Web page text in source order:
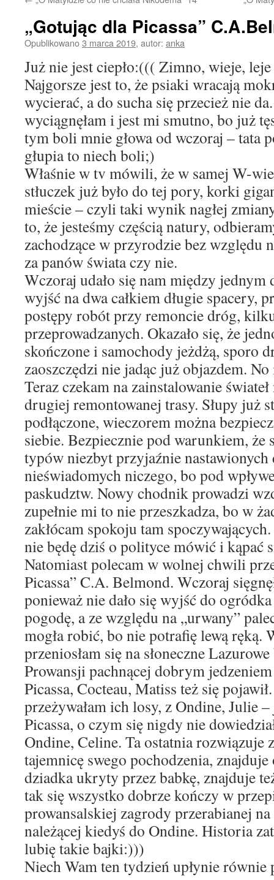
„Gotując dla Picassa”
Opublikowano3 marca 2019, autor: anka
Już nie jest ciepło:((( Zimno, wieje,
Najgorsze jest to, że psiaki wracają
wycierać, a do sucha się przecież nie
wyciągnęłam i jest mi smutno, bo już
tym boli mnie głowa od wczoraj – tata
głupia to niech boli;)
Właśnie w tv mówili, że w samej W-
stłuczek już było do tej pory, korki
mieście – czyli taki wynik nagłej
to, że jesteśmy częścią natury,
zachodzące w przyrodzie bez względu
za panów świata czy nie.
Wczoraj udało się nam między jednym
wyjść na dwa całkiem długie spacery,
postępy robót przy remoncie dróg,
przeprowadzanych. Okazało się, że
skończone i samochody jeżdżą, sporo
zaoszczędzi nie jadąc już objazdem.
Teraz czekam na zainstalowanie
drugiej remontowanej trasy. Słupy już
podłączone, wieczorem można
siebie. Bezpiecznie pod warunkiem, że
typów niezbyt przyjaźnie
nieświadomych niczego, bo pod
paskudztw. Nowy chodnik prowadzi
zupełnie mi to nie przeszkadza, bo w
zakłócam spokoju tam
nie będę dziś o polityce mówić i kąpać
Natomiast polecam w wolnej chwili
Picassa” C.A. Belmond. Wczoraj
ponieważ nie dało się wyjść do
pogodę, a ze względu na „urwany”
mogła robić, bo nie potrafię lewą ręką.
przeniosłam się na słoneczne
Prowansji pachnącej dobrym
Picassa, Cocteau, Matiss też się
przeżywałam ich losy, z Ondine, Julie
Picassa, o czym się nigdy nie
Ondine, Celine. Ta ostatnia rozwiązuje
tajemnicę swego pochodzenia, znajduje
dziadka ukryty przez babkę, znajduje
tak się wszystko dobrze kończy w
prowansalskiej zagrody przerabianej
należącej kiedyś do Ondine. Historia
lubię takie bajki:)))
Niech Wam ten tydzień upłynie